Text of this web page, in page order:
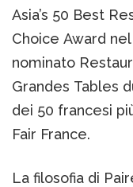
Asia’s 50 Best
Choice Award
nominato
Grandes Tables
dei 50 francesi
Fair France.
La filosofia di